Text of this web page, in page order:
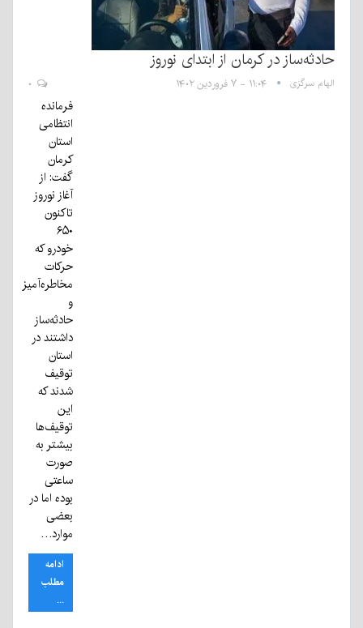
حادثه‌ساز در کرمان از ابتدای نوروز
الهام سرگزی ۱۱:۰۴ - ۷ فروردین ۱۴۰۲
فرمانده
انتظامی
استان
کرمان
گفت: از
آغاز نوروز
تاکنون
۶۵۰
خودرو که
حرکات
مخاطره‌آمیز
و
حادثه‌ساز
داشتند در
استان
توقیف
شدند که
این
توقیف‌ها
بیشتر به
صورت
ساعتی
بوده اما در
بعضی
موارد…
ادامه
مطلب
...